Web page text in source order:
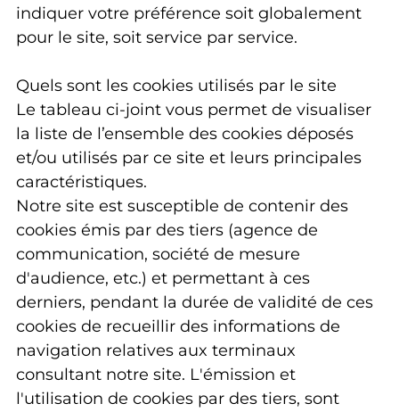
indiquer votre préférence soit globalement
pour le site, soit service par service.
Quels sont les cookies utilisés par le site
Le tableau ci-joint vous permet de visualiser
la liste de l’ensemble des cookies déposés
et/ou utilisés par ce site et leurs principales
caractéristiques.
Notre site est susceptible de contenir des
cookies émis par des tiers (agence de
communication, société de mesure
d'audience, etc.) et permettant à ces
derniers, pendant la durée de validité de ces
cookies de recueillir des informations de
navigation relatives aux terminaux
consultant notre site. L'émission et
l'utilisation de cookies par des tiers, sont